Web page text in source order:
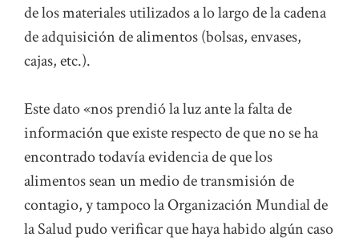
de los materiales utilizados a lo largo de la cadena
de adquisición de alimentos (bolsas, envases,
cajas, etc.).
Este dato «nos prendió la luz ante la falta de
información que existe respecto de que no se ha
encontrado todavía evidencia de que los
alimentos sean un medio de transmisión de
contagio, y tampoco la Organización Mundial de
la Salud pudo verificar que haya habido algún caso